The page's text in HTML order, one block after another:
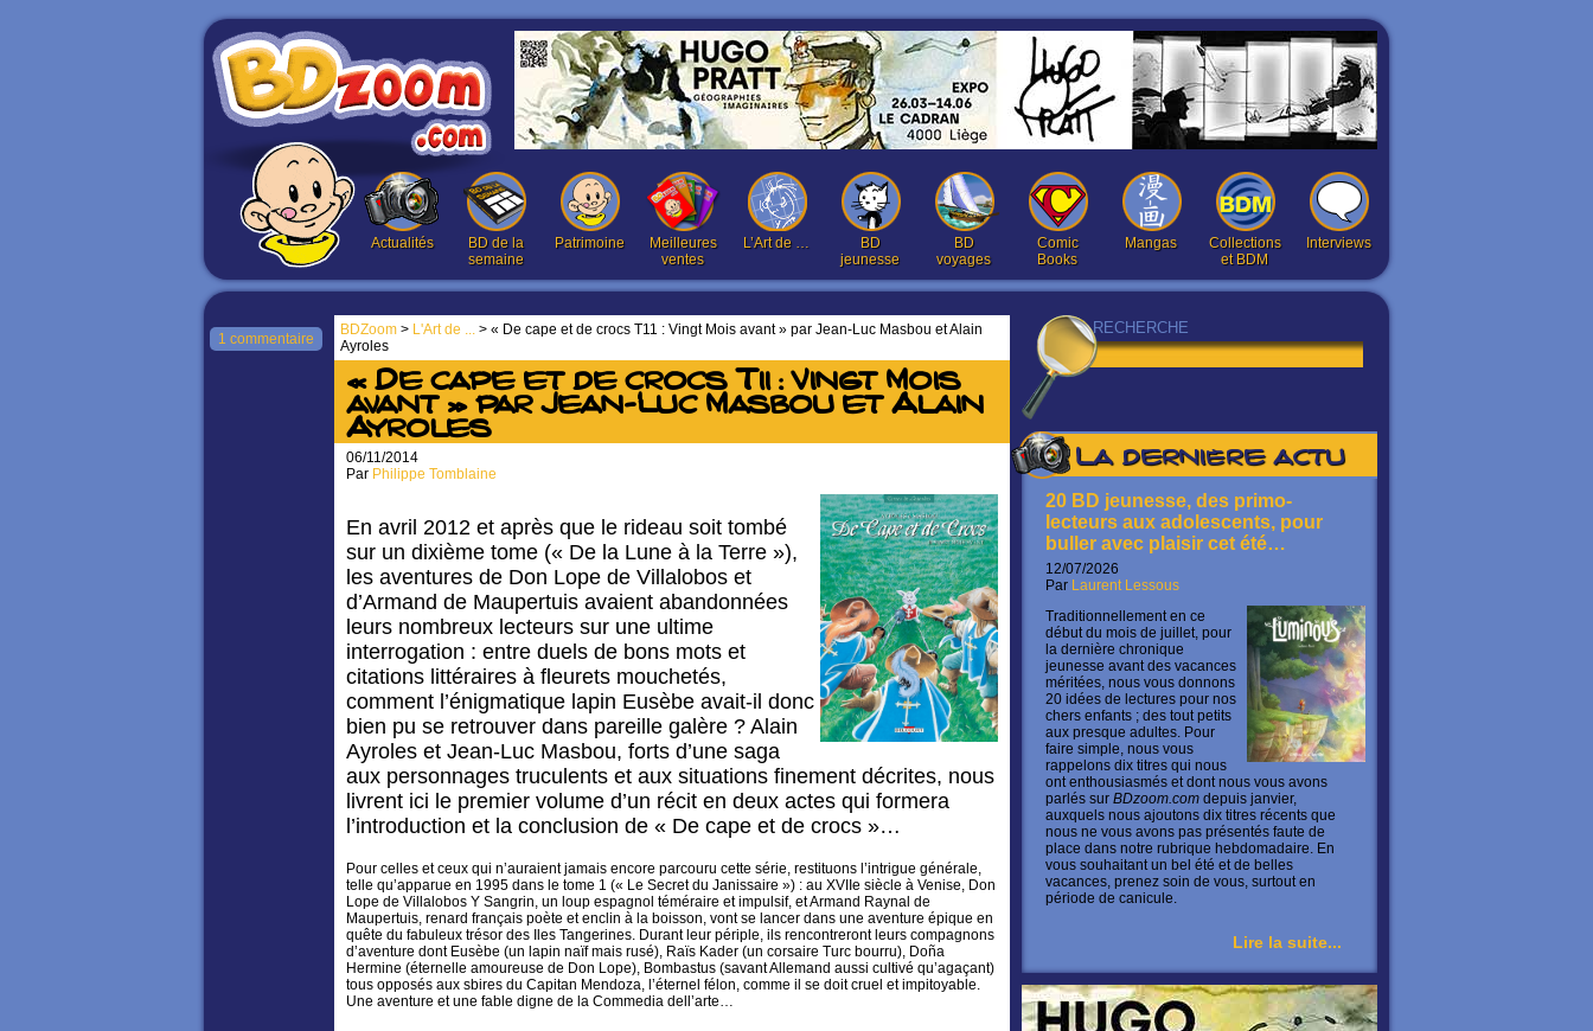
Actualités
BD de la
semaine
Patrimoine
Meilleures
ventes
L’Art de …
BD
jeunesse
BD
voyages
Comic
Books
Mangas
Collections
et BDM
Interviews
La dernière actu
20 BD jeunesse, des primo-
lecteurs aux adolescents, pour
buller avec plaisir cet été…
12/07/2026
Par Laurent Lessous
Traditionnellement en ce
début du mois de juillet, pour
la dernière chronique
jeunesse avant des vacances
méritées, nous vous donnons
20 idées de lectures pour nos
chers enfants ; des tout petits
aux presque adultes. Pour
faire simple, nous vous
rappelons dix titres qui nous
ont enthousiasmés et dont nous vous avons
parlés sur BDzoom.com depuis janvier,
auxquels nous ajoutons dix titres récents que
nous ne vous avons pas présentés faute de
place dans notre rubrique hebdomadaire. En
vous souhaitant un bel été et de belles
vacances, prenez soin de vous, surtout en
période de canicule.
Lire la suite...
BDZoom > L'Art de ... > « De cape et de crocs T11 : Vingt Mois avant » par Jean-Luc Masbou et Alain
Ayroles
1 commentaire
« De cape et de crocs T11 : Vingt Mois
avant » par Jean-Luc Masbou et Alain
Ayroles
06/11/2014
Par Philippe Tomblaine
En avril 2012 et après que le rideau soit tombé
sur un dixième tome (« De la Lune à la Terre »),
les aventures de Don Lope de Villalobos et
d’Armand de Maupertuis avaient abandonnées
leurs nombreux lecteurs sur une ultime
interrogation : entre duels de bons mots et
citations littéraires à fleurets mouchetés,
comment l’énigmatique lapin Eusèbe avait-il donc
bien pu se retrouver dans pareille galère ? Alain
Ayroles et Jean-Luc Masbou, forts d’une saga
aux personnages truculents et aux situations finement décrites, nous
livrent ici le premier volume d’un récit en deux actes qui formera
l’introduction et la conclusion de « De cape et de crocs »…
Pour celles et ceux qui n’auraient jamais encore parcouru cette série, restituons l’intrigue générale,
telle qu’apparue en 1995 dans le tome 1 (« Le Secret du Janissaire ») : au XVIIe siècle à Venise, Don
Lope de Villalobos Y Sangrin, un loup espagnol téméraire et impulsif, et Armand Raynal de
Maupertuis, renard français poète et enclin à la boisson, vont se lancer dans une aventure épique en
quête du fabuleux trésor des Iles Tangerines. Durant leur périple, ils rencontreront leurs compagnons
d’aventure dont Eusèbe (un lapin naïf mais rusé), Raïs Kader (un corsaire Turc bourru), Doña
Hermine (éternelle amoureuse de Don Lope), Bombastus (savant Allemand aussi cultivé qu’agaçant)
tous opposés aux sbires du Capitan Mendoza, l’éternel félon, comme il se doit cruel et impitoyable.
Une aventure et une fable digne de la Commedia dell’arte…